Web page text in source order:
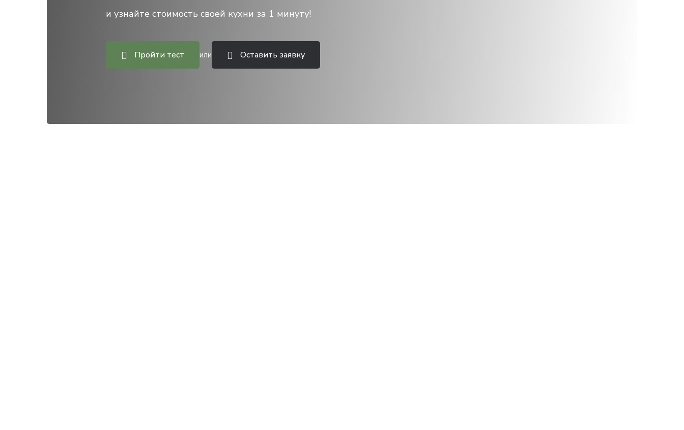
и узнайте стоимость своей кухни за 1 минуту!
Пройти тест или Оставить заявку